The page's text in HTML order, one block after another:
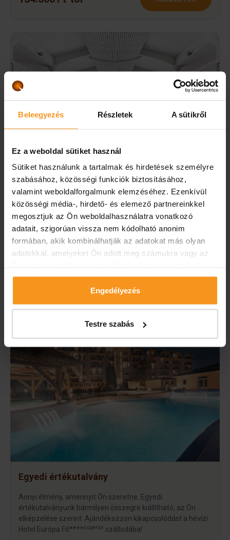
Beleegyezés Részletek A sütikről
Ez a weboldal sütiket használ
Sütiket használunk a tartalmak és hirdetések személyre
szabásához, közösségi funkciók biztosításához,
valamint weboldalforgalmunk elemzéséhez. Ezenkívül
közösségi média-, hirdető- és elemező partnereinkkel
megosztjuk az Ön weboldalhasználatra vonatkozó
adatait, szigorúan vissza nem kódolható anonim
formában, akik kombinálhatják az adatokat más olyan
adatokkal, amelyeket Ön adott meg számukra vagy az
weboldalon való böngészés folytatásával Ön hozzájárul a
Engedélyezés
Testre szabás
Értékutalványok
Lepje meg szeretteit a legfontosabbal: pihenéssel,
nyugalommal és felfrissüléssel! Értékutalványainkkal
ajándékozzon kikapcsolódást! Az öröm garantált!
Egyedi értékutalvány
Annyi élmény, amennyit Ön szeretne. Egyedi
értékutalványunk bármilyen összegre kiállítható, az Ön
elképzelése szerint. Ajándékozzon kikapcsolódást a hévízi
Hotel Európa Fit****superior szállodába!